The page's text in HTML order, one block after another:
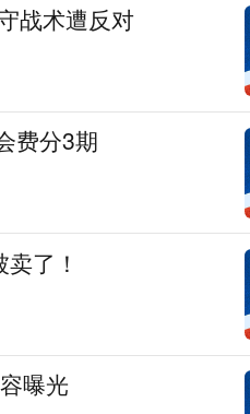
战术遭反对
费分3期
了！
曝光